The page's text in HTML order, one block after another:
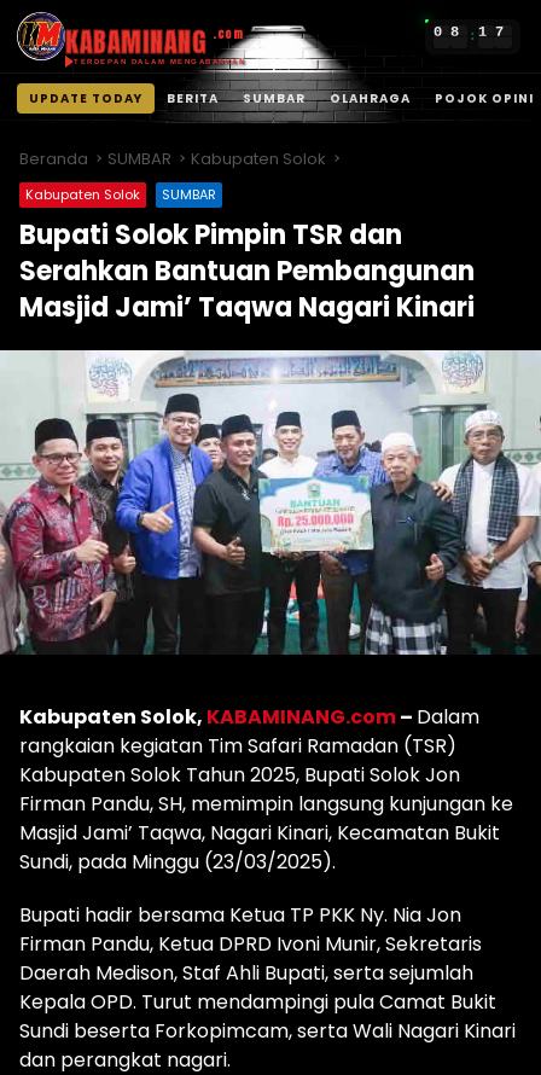
KABAMINANG .com
TERDEPAN DALAM MENGABARKAN
0 8 : 1 7
UPDATE TODAY BERITA SUMBAR OLAHRAGA POJOK OPINI
konten
Beranda SUMBAR Kabupaten Solok
Kabupaten Solok SUMBAR
Bupati Solok Pimpin TSR dan
Serahkan Bantuan Pembangunan
Masjid Jami’ Taqwa Nagari Kinari
Kabupaten Solok, KABAMINANG.com– Dalam
rangkaian kegiatan Tim Safari Ramadan (TSR)
Kabupaten Solok Tahun 2025, Bupati Solok Jon
Firman Pandu, SH, memimpin langsung kunjungan ke
Masjid Jami’ Taqwa, Nagari Kinari, Kecamatan Bukit
Sundi, pada Minggu (23/03/2025).
Bupati hadir bersama Ketua TP PKK Ny. Nia Jon
Firman Pandu, Ketua DPRD Ivoni Munir, Sekretaris
Daerah Medison, Staf Ahli Bupati, serta sejumlah
Kepala OPD. Turut mendampingi pula Camat Bukit
Sundi beserta Forkopimcam, serta Wali Nagari Kinari
dan perangkat nagari.